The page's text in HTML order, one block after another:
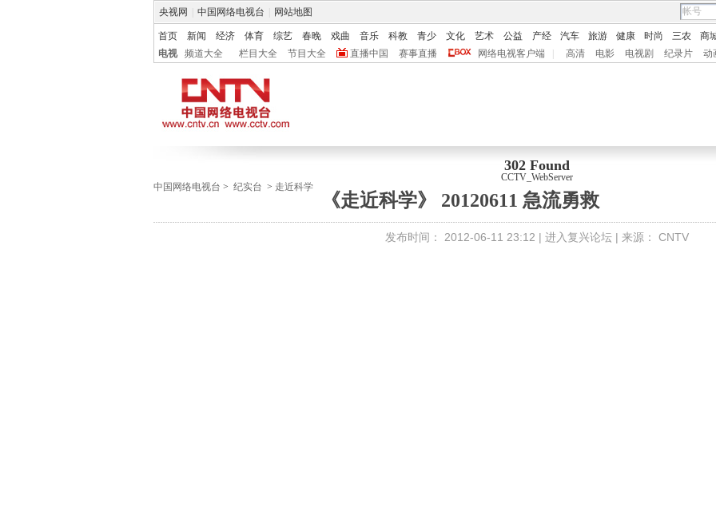
央视网 中国网络电视台 网站地图
首页 新闻 经济 体育 综艺 春晚 戏曲 音乐 科教 青少 文化 艺术 公益 产经 汽车 旅游 健康 时尚 三农
商
电视
频道大全 栏目大全 节目大全 直播中国 赛事直播 网络电视客户端 高清 电影 电视剧 纪录片 动
302 Found
CCTV_WebServer
中国网络电视台 > 纪实台 > 走近科学
《走近科学》 20120611 急流勇救
发布时间： 2012-06-11 23:12 | 进入复兴论坛 | 来源： CNTV